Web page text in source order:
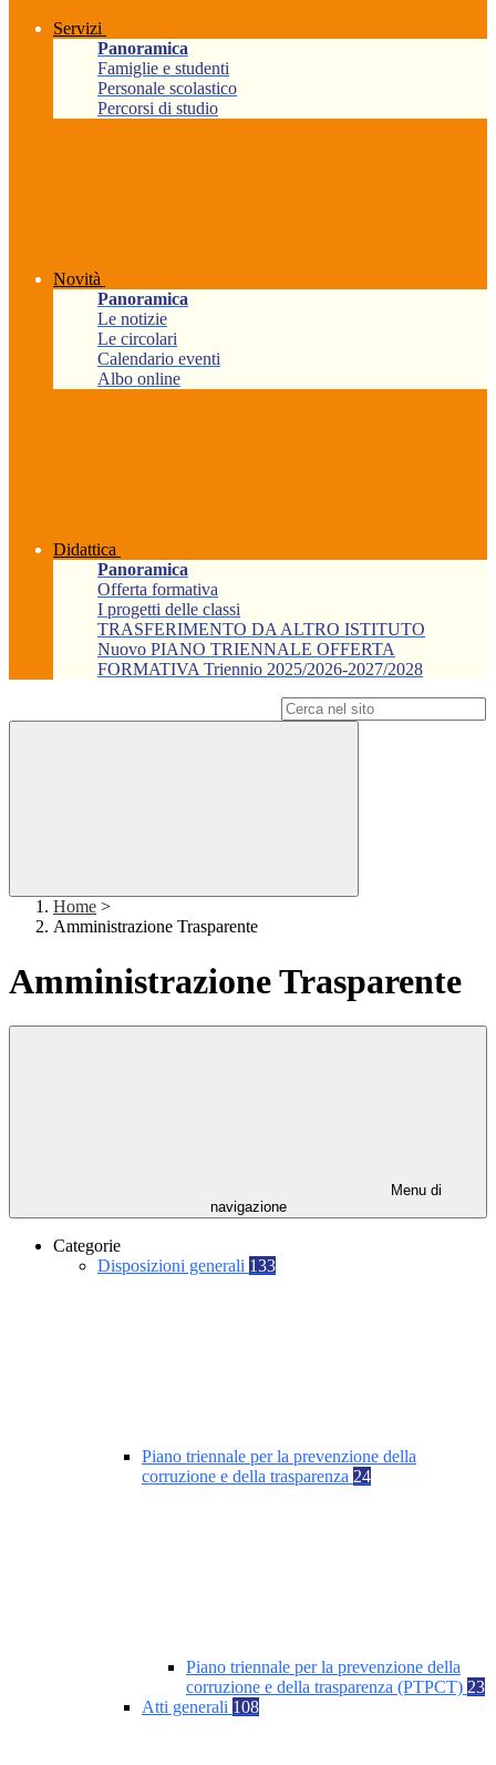
Servizi
Panoramica
Famiglie e studenti
Personale scolastico
Percorsi di studio
Novità
Panoramica
Le notizie
Le circolari
Calendario eventi
Albo online
Didattica
Panoramica
Offerta formativa
I progetti delle classi
TRASFERIMENTO DA ALTRO ISTITUTO
Nuovo PIANO TRIENNALE OFFERTA
FORMATIVA Triennio 2025/2026-2027/2028
Home >
Amministrazione Trasparente
Amministrazione Trasparente
Menu di
navigazione
Categorie
Disposizioni generali 133
Piano triennale per la prevenzione della
corruzione e della trasparenza 24
Piano triennale per la prevenzione della
corruzione e della trasparenza (PTPCT) 23
Atti generali 108